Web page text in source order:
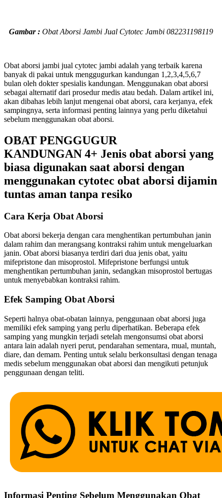
Gambar : Obat Aborsi Jambi Jual Cytotec Jambi 082231198119
Obat aborsi jambi jual cytotec jambi adalah yang terbaik karena
banyak di pakai untuk menggugurkan kandungan 1,2,3,4,5,6,7
bulan oleh dokter spesialis kandungan. Menggunakan obat aborsi
sebagai alternatif dari prosedur medis atau bedah. Dalam artikel ini,
akan dibahas lebih lanjut mengenai obat aborsi, cara kerjanya, efek
sampingnya, serta informasi penting lainnya yang perlu diketahui
sebelum menggunakan obat aborsi.
OBAT PENGGUGUR
KANDUNGAN 4+ Jenis obat aborsi yang
biasa digunakan saat aborsi dengan
menggunakan cytotec obat aborsi dijamin
tuntas aman tanpa resiko
Cara Kerja Obat Aborsi
Obat aborsi bekerja dengan cara menghentikan pertumbuhan janin
dalam rahim dan merangsang kontraksi rahim untuk mengeluarkan
janin. Obat aborsi biasanya terdiri dari dua jenis obat, yaitu
mifepristone dan misoprostol. Mifepristone berfungsi untuk
menghentikan pertumbuhan janin, sedangkan misoprostol bertugas
untuk menyebabkan kontraksi rahim.
Efek Samping Obat Aborsi
Seperti halnya obat-obatan lainnya, penggunaan obat aborsi juga
memiliki efek samping yang perlu diperhatikan. Beberapa efek
samping yang mungkin terjadi setelah mengonsumsi obat aborsi
antara lain adalah nyeri perut, pendarahan sementara, mual, muntah,
diare, dan demam. Penting untuk selalu berkonsultasi dengan tenaga
medis sebelum menggunakan obat aborsi dan mengikuti petunjuk
penggunaan dengan teliti.
Informasi Penting Sebelum Menggunakan Obat